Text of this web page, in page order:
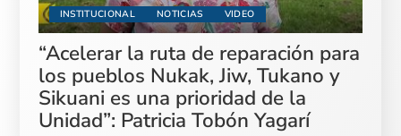
INSTITUCIONAL NOTICIAS VIDEO
“Acelerar la ruta de reparación para
los pueblos Nukak, Jiw, Tukano y
Sikuani es una prioridad de la
Unidad”: Patricia Tobón Yagarí